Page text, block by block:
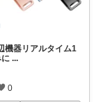
機器リアルタイム1
...
0